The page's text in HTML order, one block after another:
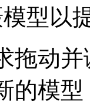
型以
拖动
的模